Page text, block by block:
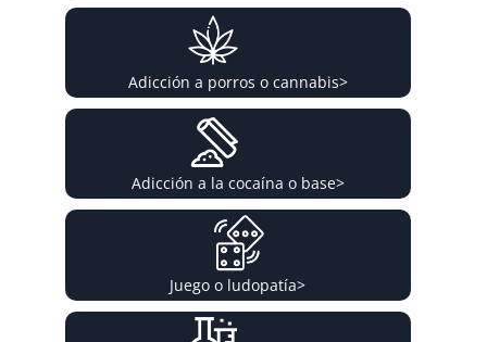
Adicción a porros o cannabis>
Adicción a la cocaína o base>
Juego o ludopatía>